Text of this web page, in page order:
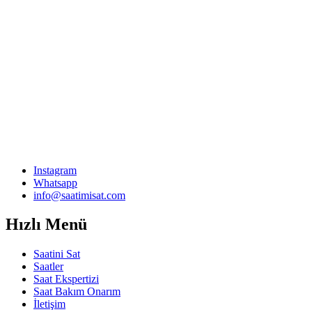
Instagram
Whatsapp
info@saatimisat.com
Hızlı Menü
Saatini Sat
Saatler
Saat Ekspertizi
Saat Bakım Onarım
İletişim